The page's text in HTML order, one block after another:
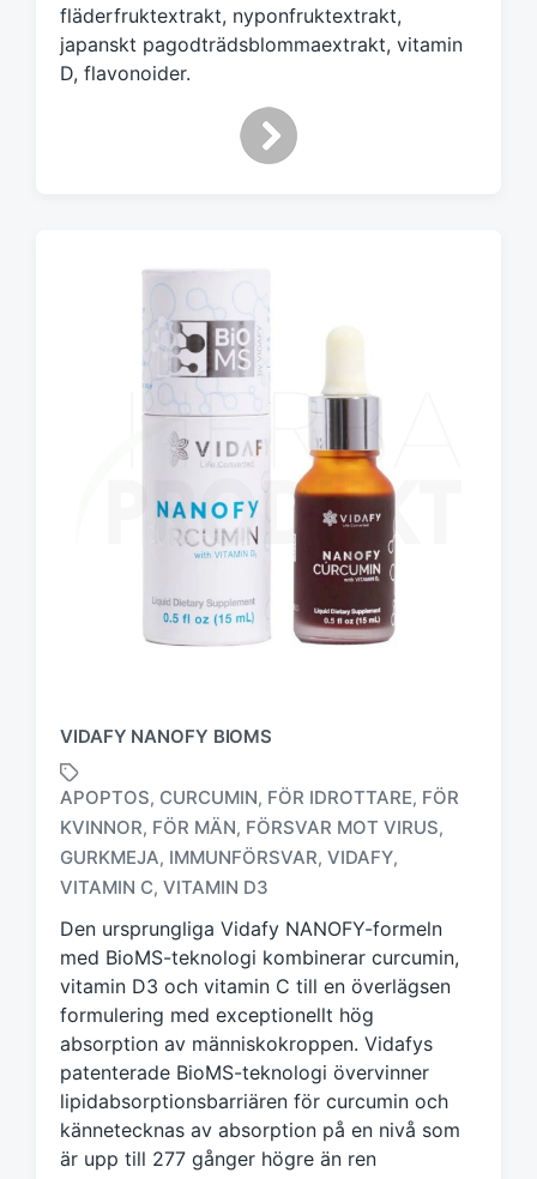
fläderfruktextrakt, nyponfruktextrakt,
japanskt pagodträdsblommaextrakt, vitamin
D, flavonoider.
VIDAFY NANOFY BIOMS
ä
r
k
m
e
d
APOPTOS, CURCUMIN, FÖR IDROTTARE, FÖR
KVINNOR, FÖR MÄN, FÖRSVAR MOT VIRUS,
GURKMEJA, IMMUNFÖRSVAR, VIDAFY,
VITAMIN C, VITAMIN D3
Den ursprungliga Vidafy NANOFY-formeln
med BioMS-teknologi kombinerar curcumin,
vitamin D3 och vitamin C till en överlägsen
formulering med exceptionellt hög
absorption av människokroppen. Vidafys
patenterade BioMS-teknologi övervinner
lipidabsorptionsbarriären för curcumin och
kännetecknas av absorption på en nivå som
är upp till 277 gånger högre än ren